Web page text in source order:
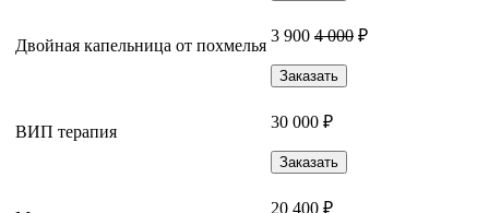
Двойная капельница от похмелья
3 900 4 000 ₽
Заказать
ВИП терапия
30 000 ₽
Заказать
20 400 ₽